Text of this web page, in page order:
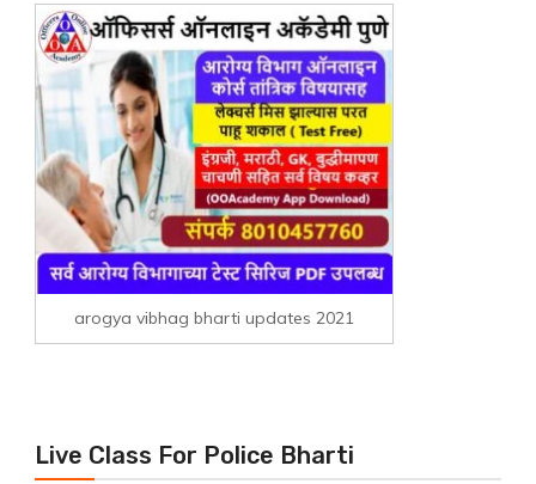
arogya vibhag bharti updates 2021
Live Class For Police Bharti